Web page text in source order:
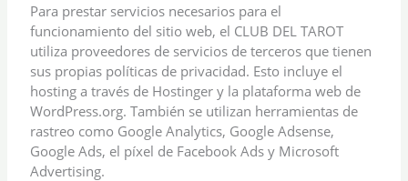
Para prestar servicios necesarios para el
funcionamiento del sitio web, el CLUB DEL TAROT
utiliza proveedores de servicios de terceros que tienen
sus propias políticas de privacidad. Esto incluye el
hosting a través de Hostinger y la plataforma web de
WordPress.org. También se utilizan herramientas de
rastreo como Google Analytics, Google Adsense,
Google Ads, el píxel de Facebook Ads y Microsoft
Advertising.